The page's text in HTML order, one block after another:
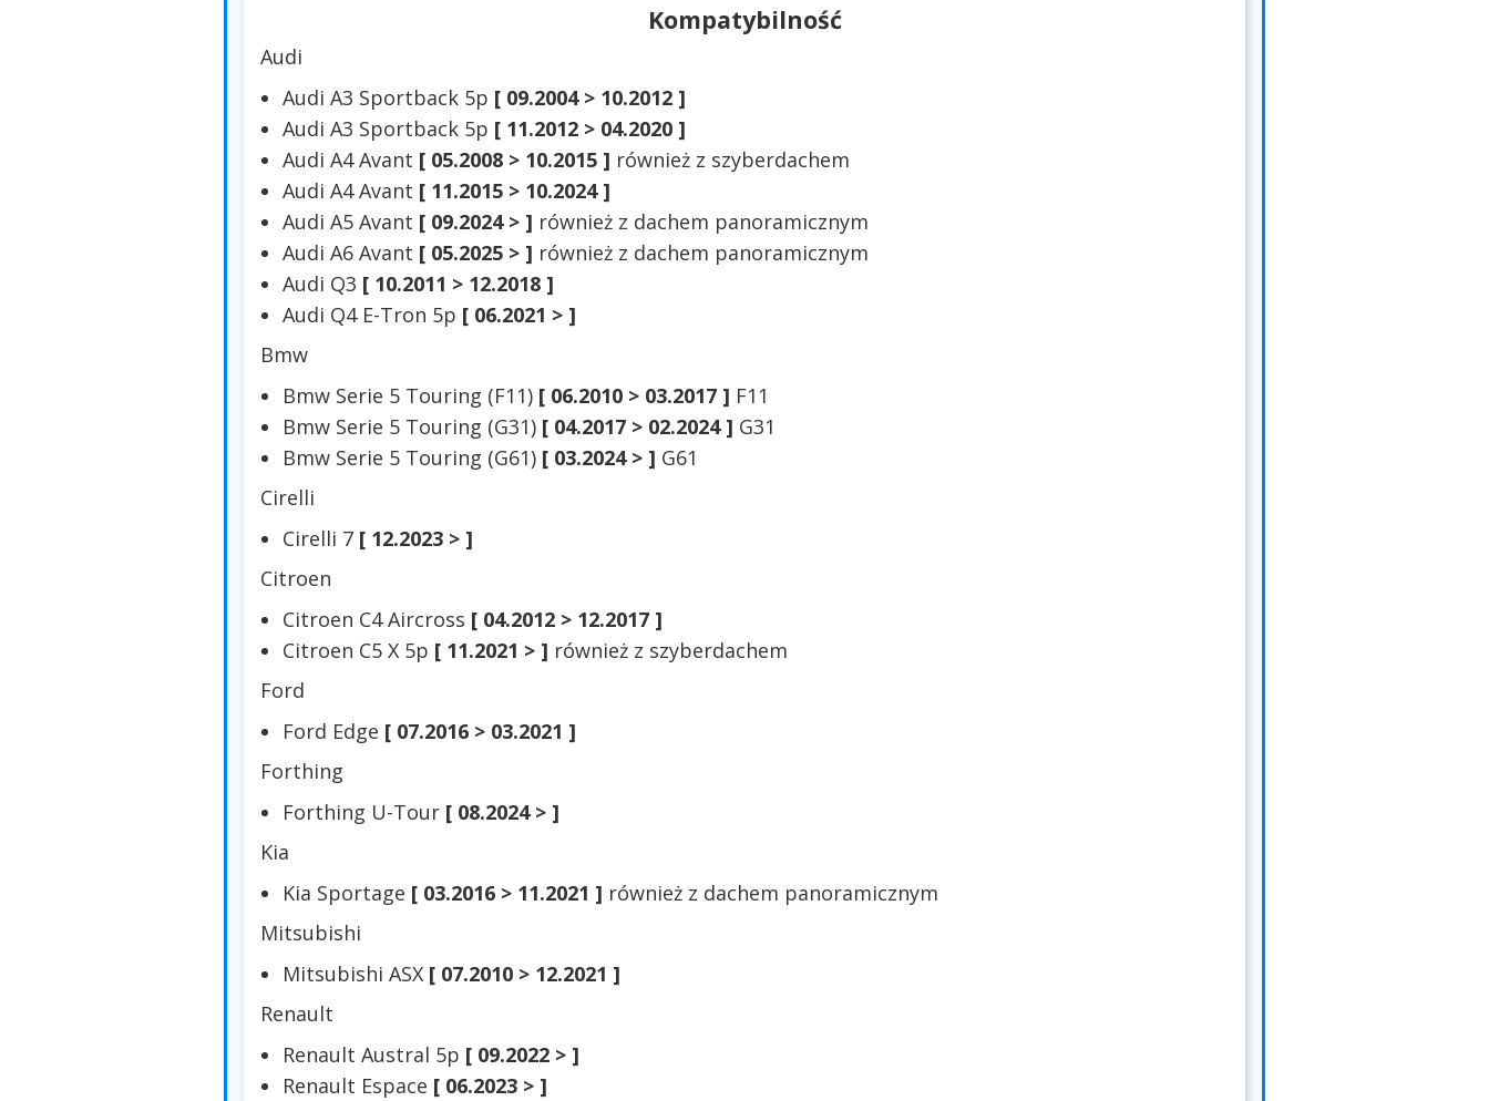
Kompatybilność
Audi
Audi A3 Sportback 5p [ 09.2004 > 10.2012 ]
Audi A3 Sportback 5p [ 11.2012 > 04.2020 ]
Audi A4 Avant [ 05.2008 > 10.2015 ] również z szyberdachem
Audi A4 Avant [ 11.2015 > 10.2024 ]
Audi A5 Avant [ 09.2024 > ] również z dachem panoramicznym
Audi A6 Avant [ 05.2025 > ] również z dachem panoramicznym
Audi Q3 [ 10.2011 > 12.2018 ]
Audi Q4 E-Tron 5p [ 06.2021 > ]
Bmw
Bmw Serie 5 Touring (F11) [ 06.2010 > 03.2017 ] F11
Bmw Serie 5 Touring (G31) [ 04.2017 > 02.2024 ] G31
Bmw Serie 5 Touring (G61) [ 03.2024 > ] G61
Cirelli
Cirelli 7 [ 12.2023 > ]
Citroen
Citroen C4 Aircross [ 04.2012 > 12.2017 ]
Citroen C5 X 5p [ 11.2021 > ] również z szyberdachem
Ford
Ford Edge [ 07.2016 > 03.2021 ]
Forthing
Forthing U-Tour [ 08.2024 > ]
Kia
Kia Sportage [ 03.2016 > 11.2021 ] również z dachem panoramicznym
Mitsubishi
Mitsubishi ASX [ 07.2010 > 12.2021 ]
Renault
Renault Austral 5p [ 09.2022 > ]
Renault Espace [ 06.2023 > ]